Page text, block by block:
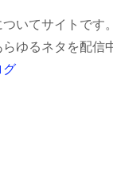
いてサイトです
ゆるネタを配信
グ